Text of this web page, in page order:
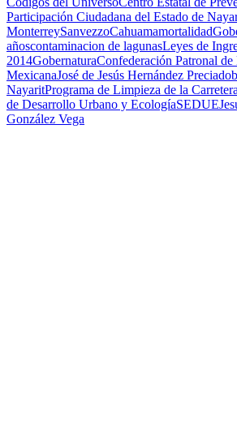
Participación Ciudadana del Estado de
MonterreySanvezzoCahuamamortalidad
añoscontaminacion de lagunasLeyes de
2014GobernaturaConfederación Patronal de
MexicanaJosé de Jesús Hernández Preciado
NayaritPrograma de Limpieza de la
de Desarrollo Urbano y EcologíaSEDUE
González Vega